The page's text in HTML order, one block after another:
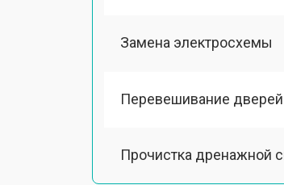
Замена электросхемы
Перевешивание дверей
Прочистка дренажной